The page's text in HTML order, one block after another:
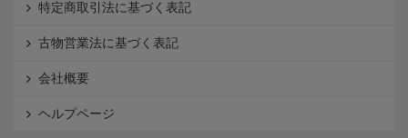
特定商取引法に基づく表記
古物営業法に基づく表記
会社概要
ヘルプページ